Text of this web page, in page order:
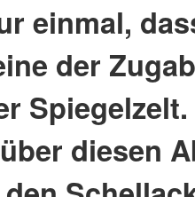
einmal,
der
diesen